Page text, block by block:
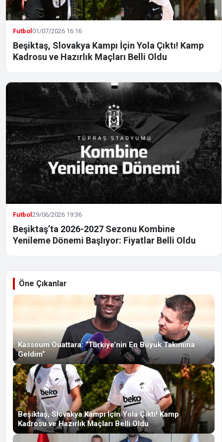
Futbol01/07/2026 16:16
Beşiktaş, Slovakya Kampı İçin Yola Çıktı! Kamp
Kadrosu ve Hazırlık Maçları Belli Oldu
Futbol29/06/2026 19:36
Beşiktaş’ta 2026-2027 Sezonu Kombine
Yenileme Dönemi Başlıyor: Fiyatlar Belli Oldu
Öne Çıkanlar
Kassoum Ouattara: “Türkiye’nin En Büyük Takımına
Geldim”
Beşiktaş, Slovakya Kampı İçin Yola Çıktı! Kamp
Kadrosu ve Hazırlık Maçları Belli Oldu